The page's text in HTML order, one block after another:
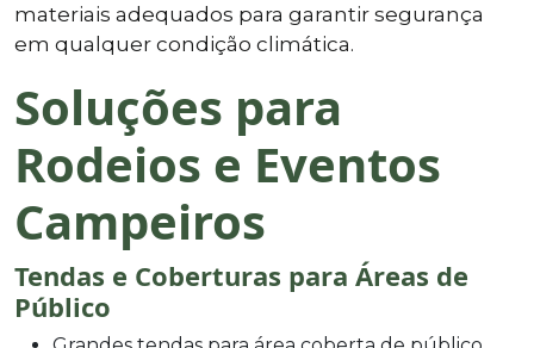
materiais adequados para garantir segurança
em qualquer condição climática.
Soluções para
Rodeios e Eventos
Campeiros
Tendas e Coberturas para Áreas de
Público